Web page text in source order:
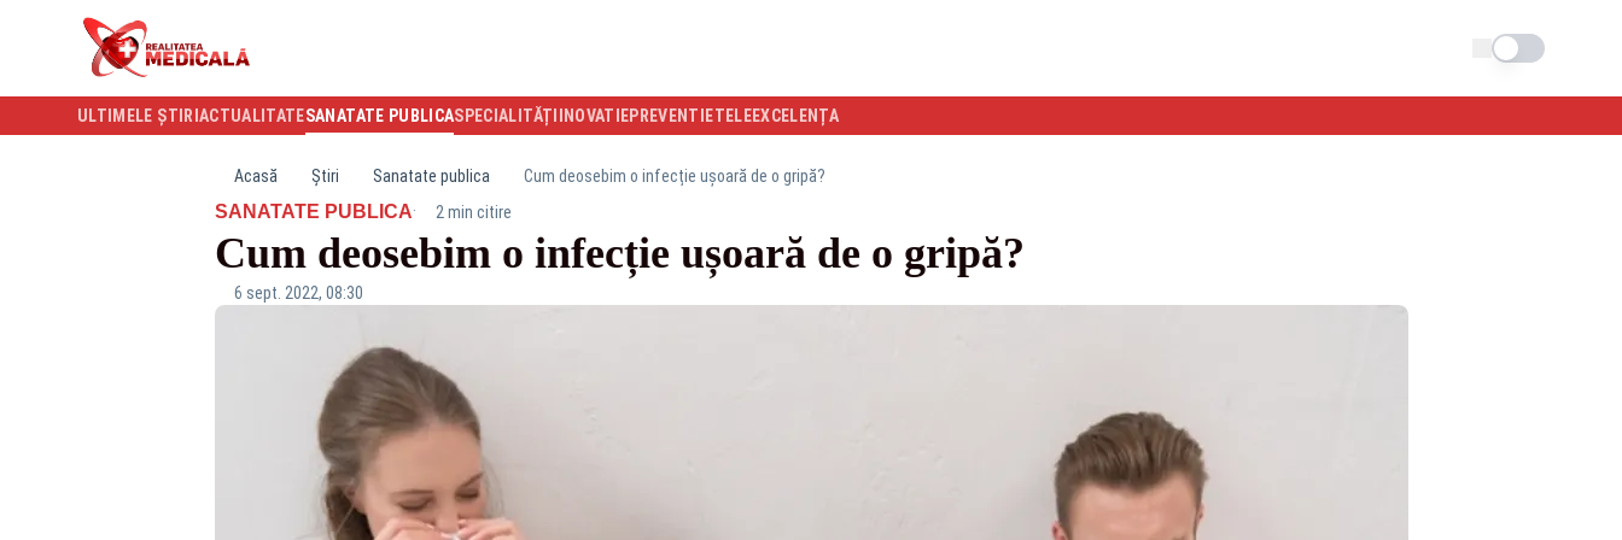
Schimba tema
ULTIMELE ȘTIRI ACTUALITATESANATATE PUBLICASPECIALITĂȚI INOVATIEPREVENTIETELEEXCELENȚA
Acasă Știri Sanatate publica Cum deosebim o infecție ușoară de o gripă?
SANATATE PUBLICA· 2 min citire
Cum deosebim o infecție ușoară de o gripă?
6 sept. 2022, 08:30